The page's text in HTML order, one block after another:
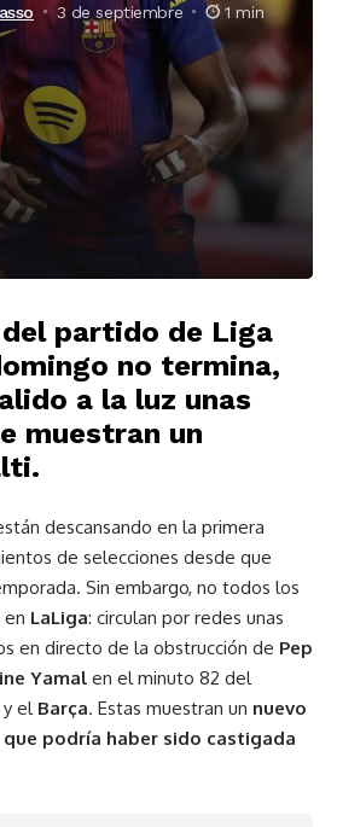
3 de septiembre 1 min
partido de Liga
no termina,
a la luz unas
muestran un
descansando en la primera
de selecciones desde que
Sin embargo, no todos los
en LaLiga: circulan por redes unas
en directo de la obstrucción de Pep
Yamal en el minuto 82 del
y el Barça. Estas muestran un nuevo
podría haber sido castigada